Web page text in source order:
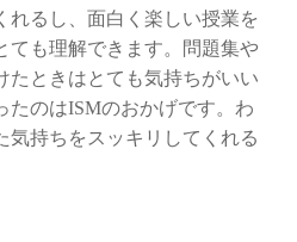
れるし、面白く楽しい授業を
ても理解できます。問題集や
たときはとても気持ちがいい
たのはISMのおかげです。わ
気持ちをスッキリしてくれる